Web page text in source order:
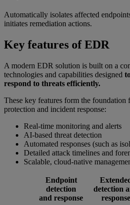
Automatically isolates affected
initiates remediation actions.
Key features of EDR
A modern EDR solution is built on a
technologies and capabilities designed
respond to threats efficiently.
These key features form the foundation
protection and incident response:
Real-time monitoring and alerts
AI-based threat detection
Automated responses (such as
Detailed attack timelines and
Scalable, cloud-native
Endpoint
detection
and response
detection
response